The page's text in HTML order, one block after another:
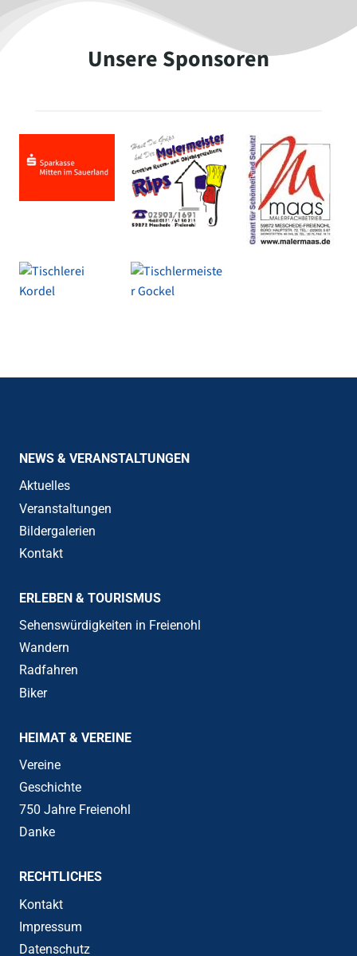
Unsere Sponsoren
NEWS & VERANSTALTUNGEN
Aktuelles
Veranstaltungen
Bildergalerien
Kontakt
ERLEBEN & TOURISMUS
Sehenswürdigkeiten in Freienohl
Wandern
Radfahren
Biker
HEIMAT & VEREINE
Vereine
Geschichte
750 Jahre Freienohl
Danke
RECHTLICHES
Kontakt
Impressum
Datenschutz